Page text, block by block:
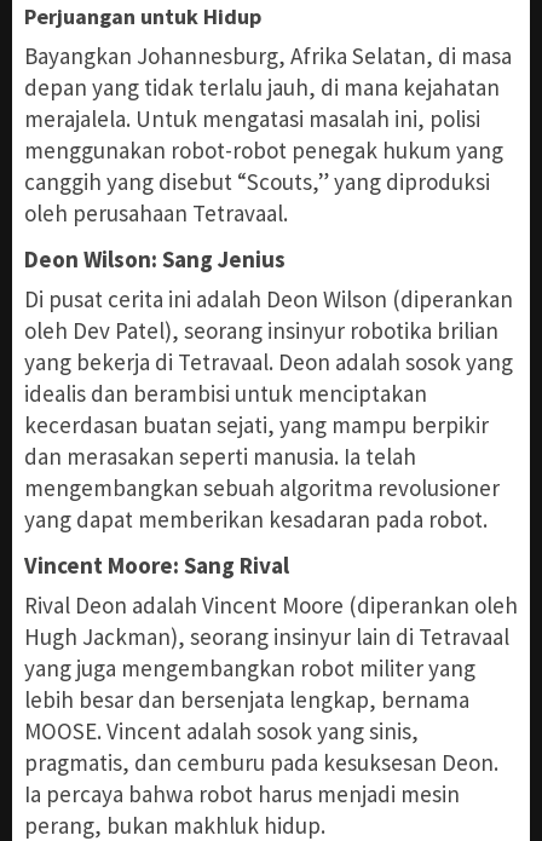
Perjuangan untuk Hidup
Bayangkan Johannesburg, Afrika Selatan, di masa
depan yang tidak terlalu jauh, di mana kejahatan
merajalela. Untuk mengatasi masalah ini, polisi
menggunakan robot-robot penegak hukum yang
canggih yang disebut “Scouts,” yang diproduksi
oleh perusahaan Tetravaal.
Deon Wilson: Sang Jenius
Di pusat cerita ini adalah Deon Wilson (diperankan
oleh Dev Patel), seorang insinyur robotika brilian
yang bekerja di Tetravaal. Deon adalah sosok yang
idealis dan berambisi untuk menciptakan
kecerdasan buatan sejati, yang mampu berpikir
dan merasakan seperti manusia. Ia telah
mengembangkan sebuah algoritma revolusioner
yang dapat memberikan kesadaran pada robot.
Vincent Moore: Sang Rival
Rival Deon adalah Vincent Moore (diperankan oleh
Hugh Jackman), seorang insinyur lain di Tetravaal
yang juga mengembangkan robot militer yang
lebih besar dan bersenjata lengkap, bernama
MOOSE. Vincent adalah sosok yang sinis,
pragmatis, dan cemburu pada kesuksesan Deon.
Ia percaya bahwa robot harus menjadi mesin
perang, bukan makhluk hidup.